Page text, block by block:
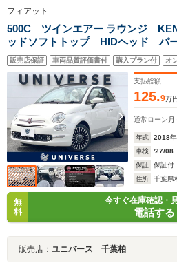
フィアット
500C ツインエアー ラウンジ
ッドソフトトップ HIDヘッド パ
ートエアコン 純正16インチアルミ
ッシャー ETC 禁煙車
販売店保証 車両品質評価書付 購入プラン付 オ
支払総額
125.9万
通常ローン 月
年式 2018年
車検
'27/08
保証
保証付
住所
千葉県
無
料
今すぐ在庫確認・
電話する
販売店： ユニバース 千葉柏